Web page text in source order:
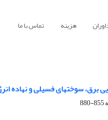
هزینه تماس با ما
برق، سوختهای فسیلی و نهاده
855-880